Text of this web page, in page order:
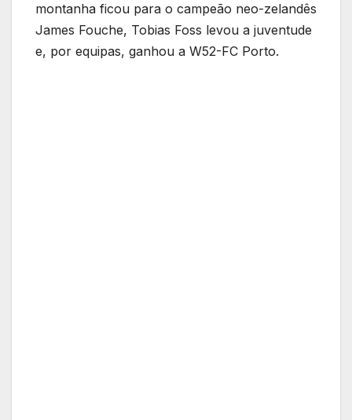
montanha ficou para o campeão neo-zelandês
James Fouche, Tobias Foss levou a juventude
e, por equipas, ganhou a W52-FC Porto.